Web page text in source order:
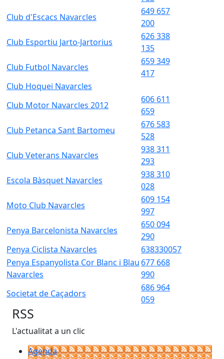
Club d'Escacs Navarcles
649 657
200
Club Esportiu Jarto-Jartorius
626 338
135
Club Futbol Navarcles
659 349
417
Club Hoquei Navarcles
Club Motor Navarcles 2012
606 611
659
Club Petanca Sant Bartomeu
676 583
528
Club Veterans Navarcles
938 311
293
Escola Bàsquet Navarcles
938 310
028
Moto Club Navarcles
609 154
997
Penya Barcelonista Navarcles
650 094
290
Penya Ciclista Navarcles
638330057
Penya Espanyolista Cor Blanc i Blau
Navarcles
677 668
990
Societat de Caçadors
686 964
059
RSS
L'actualitat a un clic
Agenda